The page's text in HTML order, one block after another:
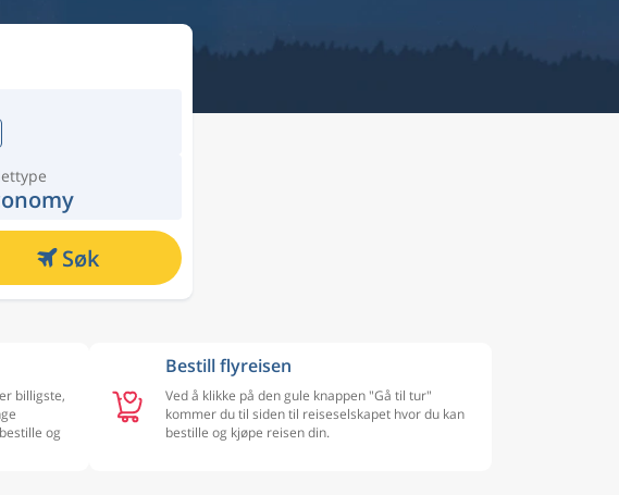
Søk
billigste,
og
Bestill flyreisen
Ved å klikke på den gule knappen "Gå til tur"
kommer du til siden til reiseselskapet hvor du kan
bestille og kjøpe reisen din.